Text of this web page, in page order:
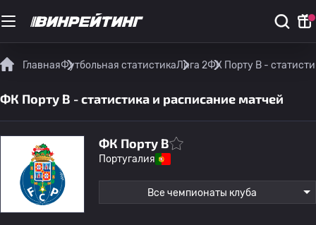
ГлавнаяФутбольная статистикаЛига 2ФК Порту B -
ФК Порту B - статистика и расписание матчей
ФК Порту B
Португалия
Все чемпионаты клуба